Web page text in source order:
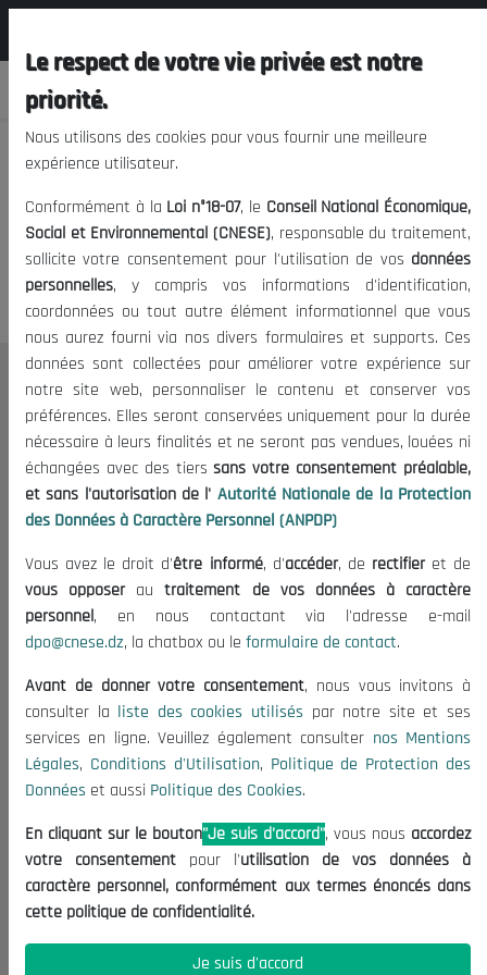
Nous vous prions de nous
excuser, mais l'accès à ce
contenu est restreint.
Le CNESE
A Propos
Le président
Organisation
Publications
Informations utiles
Appels d'offres et Consultations
Mentions Légales
Conditions d'Utilisation
Politique de Protection des Données
Politique des Cookies
Nous Contacter
(+213) 021 98 01 00|01|02
contact@cnese.dz
Suggestions ou Initiatives ?
Newsletter
dernières nouvelles.
Le respect de votre vie privée est notre
priorité.
Nous utilisons des cookies pour vous fournir une meilleure
expérience utilisateur.
Conformément à la Loi n°18-07, le Conseil National Économique,
Social et Environnemental (CNESE), responsable du traitement,
sollicite votre consentement pour l'utilisation de vos données
personnelles, y compris vos informations d'identification,
coordonnées ou tout autre élément informationnel que vous
nous aurez fourni via nos divers formulaires et supports. Ces
données sont collectées pour améliorer votre expérience sur
notre site web, personnaliser le contenu et conserver vos
préférences. Elles seront conservées uniquement pour la durée
nécessaire à leurs finalités et ne seront pas vendues, louées ni
échangées avec des tierssans votre consentement préalable,
et sans l'autorisation de l' Autorité Nationale de la Protection
des Données à Caractère Personnel (ANPDP)
Vous avez le droit d'être informé, d'accéder, de rectifieret de
vous opposerautraitement de vos données à caractère
personnel, en nous contactant via l'adresse e-mail
dpo@cnese.dz, la chatbox ou le formulaire de contact.
Avant de donner votre consentement, nous vous invitons à
consulter la liste des cookies utilisés par notre site et ses
services en ligne. Veuillez également consulter nos Mentions
Légales, Conditions d'Utilisation, Politique de Protection des
Données et aussi Politique des Cookies.
En cliquant sur le bouton"Je suis d'accord", vous nous accordez
votre consentement pour l'utilisation de vos données à
caractère personnel, conformément aux termes énoncés dans
cette politique de confidentialité.
Je suis d'accord